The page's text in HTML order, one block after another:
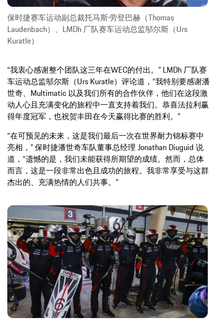
保时捷赛车运动副总裁托马斯·劳登巴赫（Thomas
Laudenbach）、LMDh 厂队赛车运动总监邬尔斯（Urs
Kuratle）
“我衷心感谢整个团队这三年在WEC的付出。” LMDh 厂队赛
车运动总监邬尔斯（Urs Kuratle）评论道，“我特别要感谢潘
世奇、Multimatic 以及我们所有的合作伙伴，他们在这段激
动人心且充满变化的旅程中一直支持着我们。恭喜法拉利赢
得年度冠军，也祝贺丰田在今天赢得比赛的胜利。”
“在可预见的未来，这是我们最后一次在世界耐力锦标赛中
亮相，” 保时捷潘世奇车队董事总经理 Jonathan Diuguid 说
道，“遗憾的是，我们未能获得所期望的成绩。然而，总体
而言，这是一段非常出色且成功的旅程。我非常享受与这群
杰出的、充满热情的人们共事。”